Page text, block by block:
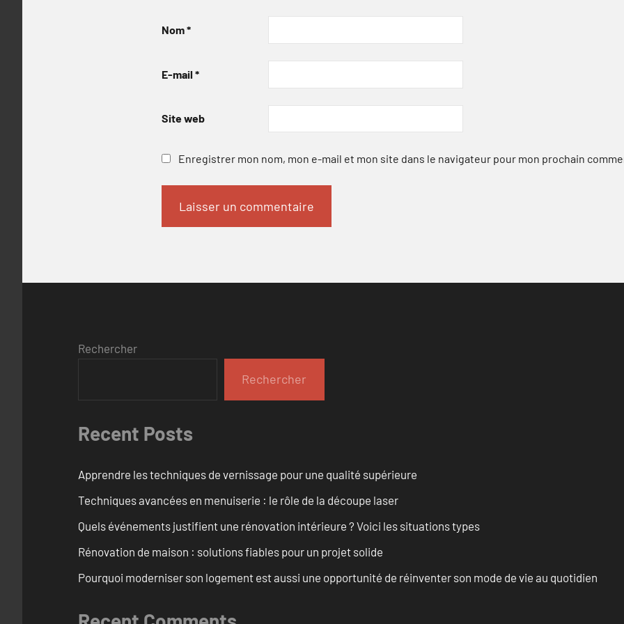
Nom*
E-mail *
Site web
Enregistrer mon nom, mon e-mail et mon site dans le navigateur pour mon prochain
Rechercher
Rechercher
Recent Posts
Apprendre les techniques de vernissage pour une qualité supérieure
Techniques avancées en menuiserie : le rôle de la découpe laser
Quels événements justifient une rénovation intérieure ? Voici les situations types
Rénovation de maison : solutions fiables pour un projet solide
Pourquoi moderniser son logement est aussi une opportunité de réinventer son mode de vie au quotidien